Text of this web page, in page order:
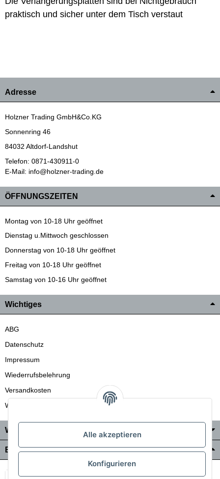
praktisch und sicher unter dem Tisch verstaut
Adresse
Holzner Trading GmbH&Co.KG
Sonnenring 46
84032 Altdorf-Landshut
Telefon: 0871-430911-0
E-Mail: info@holzner-trading.de
ÖFFNUNGSZEITEN
Montag von 10-18 Uhr geöffnet
Dienstag u.Mittwoch geschlossen
Donnerstag von 10-18 Uhr geöffnet
Freitag von 10-18 Uhr geöffnet
Samstag von 10-16 Uhr geöffnet
Wichtiges
ABG
Datenschutz
Impressum
Wiederrufsbelehrung
Versandkosten
Wir liefern auch in die Schweiz
Wo Sie uns finden
Bezahlung & Versand
Alle akzeptieren
Konfigurieren